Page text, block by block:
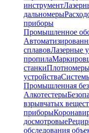
инструмент
дальномеры
приборы
Промышленное
сплавовЛазерные
пропила
станки
устройства
Промышленная
Алкотестеры
взрывчатых
приборы
досмотровые
обследования